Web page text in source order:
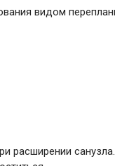
видом
расширении